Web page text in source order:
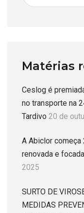
Matérias
Ceslog é
no transporte na
Tardivo 20 de
A Abiclor começa
renovada e
2025
SURTO DE
MEDIDAS